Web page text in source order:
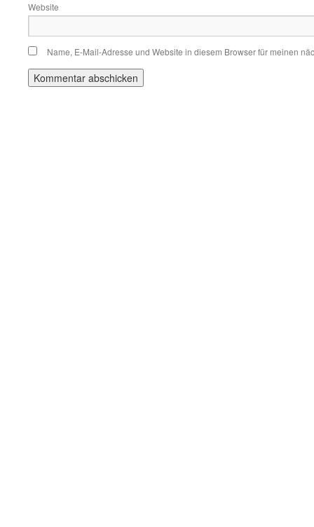
Website
Name, E-Mail-Adresse und Website in diesem Browser für meinen